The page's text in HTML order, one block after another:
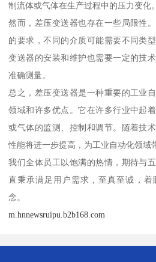
制流体或气体在生产过程中的压力变化。
然而，差压变送器也存在一些局限性
的要求，不同的介质可能需要不同类
变送器的安装和维护也需要一定的技
准确测量。
总之，差压变送器是一种重要的工业
领域和许多优点。它在许多行业中起
或气体的监测、控制和调节。随着技
性能将进一步提高，为工业自动化领域
我们全体员工以饱满的热情，期待与
直秉承满足用户需求，至真至诚，
念。
m.hnnewsruipu.b2b168.com